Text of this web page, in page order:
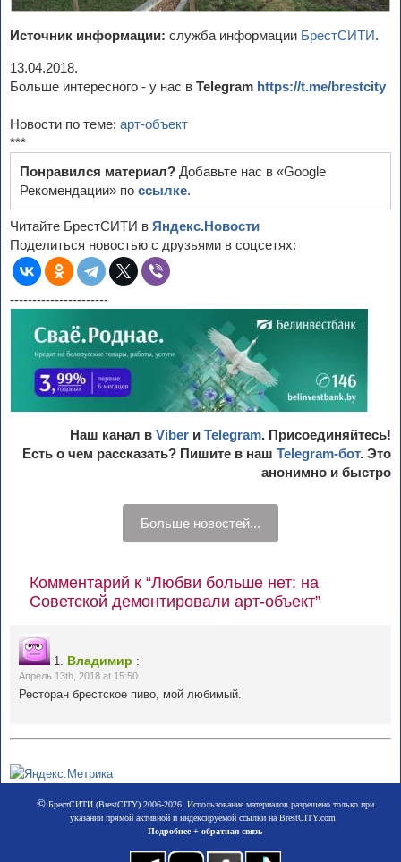
Источник информации: служба информации БрестСИТИ.
13.04.2018.
Больше интересного - у нас в Telegram https://t.me/brestcity
Новости по теме: арт-объект
***
Понравился материал? Добавьте нас в «Google
Рекомендации» по ссылке.
Читайте БрестСИТИ в Яндекс.Новости
Поделиться новостью с друзьями в соцсетях:
----------------------
Наш канал в Viber и Telegram. Присоединяйтесь!
Есть о чем рассказать? Пишите в наш Telegram-бот. Это
анонимно и быстро
Больше новостей...
Комментарий к “Любви больше нет: на
Советской демонтировали арт-объект”
1. Владимир :
Апрель 13th, 2018 at 15:50
Ресторан брестское пиво, мой любимый.
©БрестСИТИ (BrestCITY) 2006-2026. Использование материалов разрешено только при
указании прямой активной и индексируемой ссылки на BrestCITY.com
Подробнее + обратная связь